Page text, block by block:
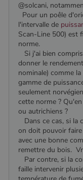
@solcani,
Pour un poêle
l'intervalle de
Scan-Line 500) est
norme.
Si j'ai bien
donner le
nominale) comme
gamme de
seulement
cette norme ?
ou autrichiens ?
Dans ce cas, si la
on doit pouvoir
avec une bonne
remettre du bois.
Par contre, si la
faille intervenir